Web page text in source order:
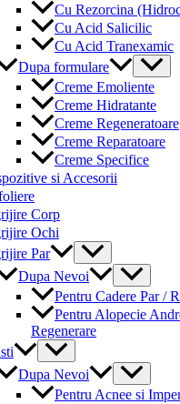
Cu Rezorcina
Cu Acid Salicilic
Cu Acid Tranexamic
Dupa formulare
Menu
Toggle
Creme Emoliente
Creme Hidratante
Creme Regeneratoare
Creme Reparatoare
Creme Specifice
si Accesorii
Corp
Ochi
Par
Menu
Toggle
Dupa Nevoi
Menu
Toggle
Pentru Cadere Par /
Pentru Alopecie
Regenerare
Menu
Toggle
Dupa Nevoi
Menu
Toggle
Pentru Acnee si